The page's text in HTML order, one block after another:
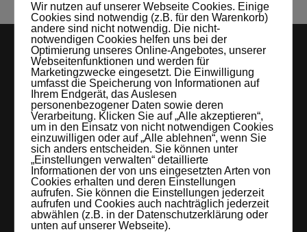
LEIPZIGS MIETSTUDIO
Hier lassen sich Foto- und Videoproduktionen aller Art in
entspannter Loftatmosphäre realisieren. Alles da, was man
braucht: Technik, Platz, Couch und Kaffee. Folgt uns!
Wir nutzen auf unserer Webseite Cookies. Einige
Cookies sind notwendig (z.B. für den Warenkorb)
andere sind nicht notwendig. Die nicht-
notwendigen Cookies helfen uns bei der
Optimierung unseres Online-Angebotes, unserer
Webseitenfunktionen und werden für
Marketingzwecke eingesetzt. Die Einwilligung
umfasst die Speicherung von Informationen auf
Ihrem Endgerät, das Auslesen
personenbezogener Daten sowie deren
Verarbeitung. Klicken Sie auf „Alle akzeptieren“,
um in den Einsatz von nicht notwendigen Cookies
einzuwilligen oder auf „Alle ablehnen“, wenn Sie
sich anders entscheiden. Sie können unter
„Einstellungen verwalten“ detaillierte
Informationen der von uns eingesetzten Arten von
Cookies erhalten und deren Einstellungen
aufrufen. Sie können die Einstellungen jederzeit
aufrufen und Cookies auch nachträglich jederzeit
abwählen (z.B. in der Datenschutzerklärung oder
unten auf unserer Webseite).